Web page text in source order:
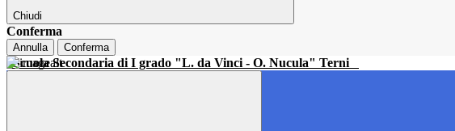
Chiudi
Conferma
Annulla Conferma
Scuola Secondaria di I grado "L. da Vinci - O. Nucula" Terni